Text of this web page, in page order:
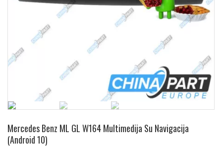
Mercedes Benz ML GL W164 Multimedija Su Navigacija
(Android 10)